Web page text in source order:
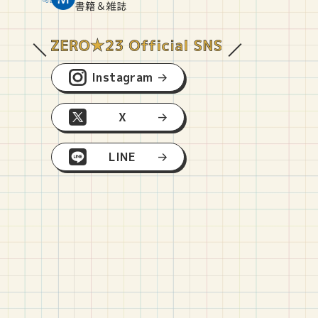
B
O 書籍＆雑誌
Instagram
X
LINE